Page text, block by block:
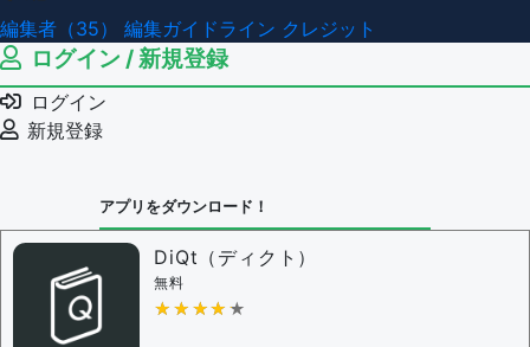
編集者（35） 編集ガイドライン クレジット
ログイン / 新規登録
ログイン
新規登録
アプリをダウンロード！
DiQt（ディクト）
無料
★★★★★
★★★★★